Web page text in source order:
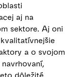
aj na
sektore. Aj oni
a o svojom
dôležité